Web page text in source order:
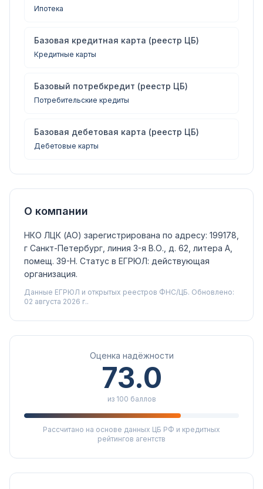
Ипотека
Базовая кредитная карта (реестр ЦБ)
Кредитные карты
Базовый потребкредит (реестр ЦБ)
Потребительские кредиты
Базовая дебетовая карта (реестр ЦБ)
Дебетовые карты
О компании
НКО ЛЦК (АО) зарегистрирована по адресу: 199178,
г Санкт-Петербург, линия 3-я В.О., д. 62, литера А,
помещ. 39-Н. Статус в ЕГРЮЛ: действующая
организация.
Данные ЕГРЮЛ и открытых реестров ФНС/ЦБ. Обновлено:
02 августа 2026 г..
Оценка надёжности
73.0
из 100 баллов
Рассчитано на основе данных ЦБ РФ и кредитных
рейтингов агентств